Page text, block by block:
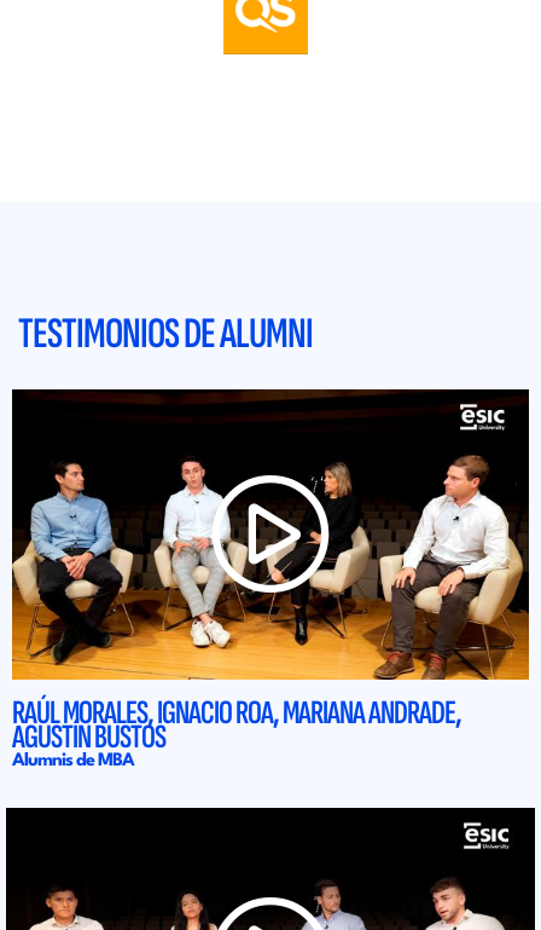
TESTIMONIOS DE ALUMNI
RAÚL MORALES, IGNACIO ROA, MARIANA ANDRADE,
AGUSTÍN BUSTOS
Alumnis de MBA